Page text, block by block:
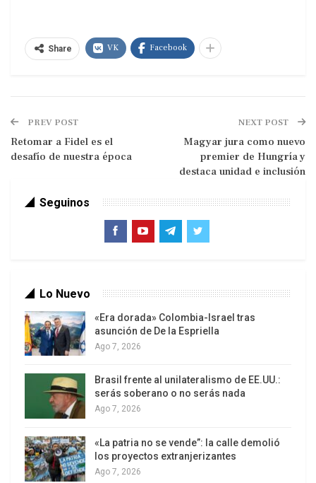
veneno que inunda nuestro país”.
Trump sueña con invadir México
Sus declaraciones incluyeron críticas al gobierno
mexicano, advertencias sobre seguridad
fronteriza y señalamientos contra los llamados
Tras mencionar que Estados Unidos ya controló el
mar en un 97 por ciento, Trump insistió en la
posible actuación terrestre de sus fuerzas, dos
días después de advertir que si México no hace
“su trabajo” contra los cárteles, Washington lo
hará. “Verán cómo continúa bajando (el tráfico
transfronterizo), aunque (las drogas) están
Tenemos un problema porque los cárteles
gobiernan México, y nadie más”, afirmó
Share VK Facebook
PREV POST
Retomar a Fidel es el
desafío de nuestra época
NEXT POST
Magyar jura como nuevo
premier de Hungría y
destaca unidad e inclusión
Seguinos
Lo Nuevo
«Era dorada» Colombia-Israel tras
asunción de De la Espriella
Ago 7, 2026
Brasil frente al unilateralismo de EE.UU.:
serás soberano o no serás nada
Ago 7, 2026
«La patria no se vende”: la calle demolió
los proyectos extranjerizantes
Ago 7, 2026